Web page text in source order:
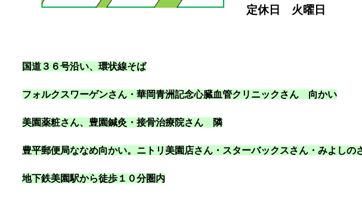
定休日 火曜日
国道３６号沿い、環状線そば
フォルクスワーゲンさん・華岡青洲記念心臓血管クリニックさん 向かい
美園薬粧さん、豊園鍼灸・接骨治療院さん 隣
豊平郵便局ななめ向かい。ニトリ美園店さん・スターバックスさん・みよし
地下鉄美園駅から徒歩１０分圏内